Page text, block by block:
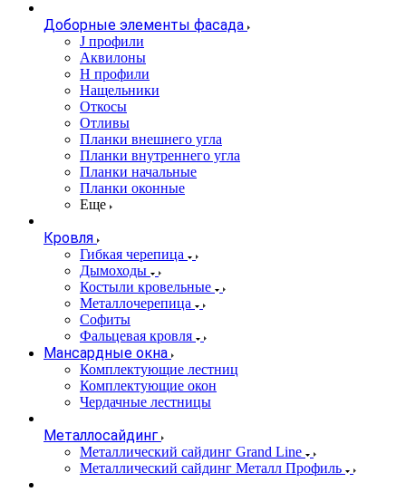
Доборные элементы фасада
J профили
Аквилоны
Н профили
Нащельники
Откосы
Отливы
Планки внешнего угла
Планки внутреннего угла
Планки начальные
Планки оконные
Еще
Кровля
Гибкая черепица
Дымоходы
Костыли кровельные
Металлочерепица
Софиты
Фальцевая кровля
Мансардные окна
Комплектующие лестниц
Комплектующие окон
Чердачные лестницы
Металлосайдинг
Металлический сайдинг Grand Line
Металлический сайдинг Металл Профиль